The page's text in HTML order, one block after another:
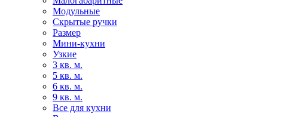
Модульные
Скрытые ручки
Размер
Мини-кухни
Узкие
3 кв. м.
5 кв. м.
6 кв. м.
9 кв. м.
Все для кухни